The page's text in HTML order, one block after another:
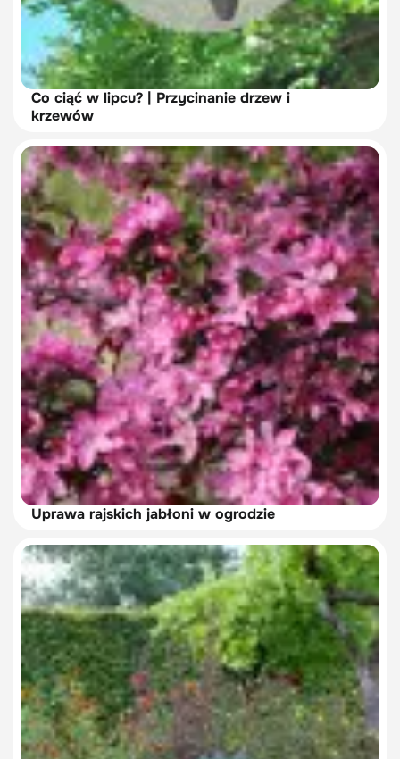
Co ciąć w lipcu? | Przycinanie drzew i
krzewów
Uprawa rajskich jabłoni w ogrodzie